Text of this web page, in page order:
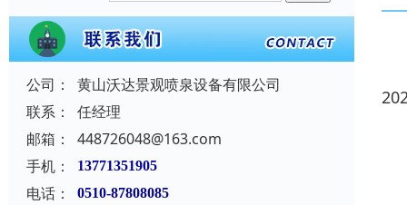
公司：
黄山沃达景观喷泉设备有限公司
联系：
任经理
邮箱：
448726048@163.com
手机：
13771351905
电话： 0510-87808085